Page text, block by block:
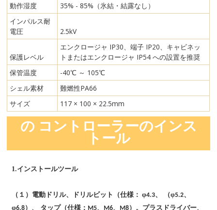
動作湿度
35% - 85%（氷結・結露なし）
インパルス耐
電圧
2.5kV
保護レベル
エンクロージャ IP30、端子 IP20、キャビネッ
トまたはエンクロージャ IP54 への設置を推奨
保管温度
-40℃ ～ 105℃
シェル素材
難燃性PA66
サイズ
117 × 100 × 22.5mm
の コントローラーのインス
トール
1.インストールツール
（１） 電動ドリル、ドリルビット（仕様：φ4.3、 （φ5.2、
φ6.8）、 タップ（仕様：M5、M6、M8）。 プラスドライバー、